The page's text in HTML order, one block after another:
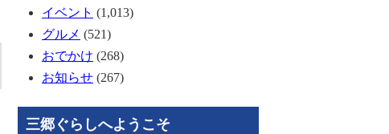
イベント (1,013)
グルメ (521)
おでかけ (268)
お知らせ (267)
三郷ぐらしへようこそ